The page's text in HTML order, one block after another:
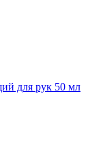
для рук 50 мл